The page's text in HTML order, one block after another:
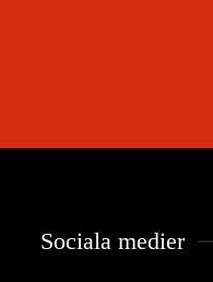
Sociala medier